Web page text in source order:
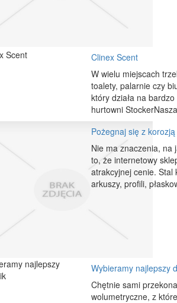
Clinex Scent
W wielu miejscach
toalety, palarnie czy
który działa na
hurtowni
Pożegnaj się z
Nie ma znaczenia, na
to, że internetowy
atrakcyjnej cenie. Stal
arkuszy, profili,
Wybieramy najlepszy
Chętnie sami
wolumetryczne, z